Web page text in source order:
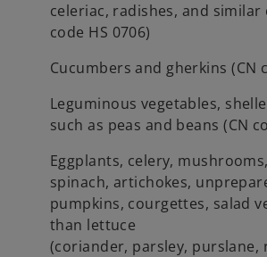
celeriac, radishes, and similar
code HS 0706)
Cucumbers and gherkins (CN
Leguminous vegetables,
such as peas and beans (CN
Eggplants, celery,
spinach, artichokes,
pumpkins, courgettes, salad
than lettuce
(coriander, parsley, purslane,